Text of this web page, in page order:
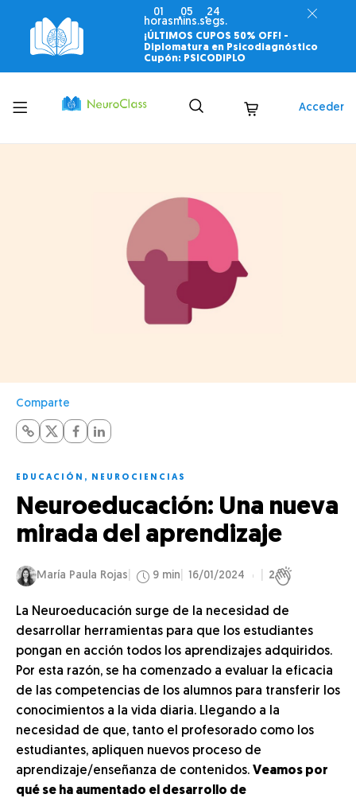
01
horas
05
mins.
23
segs.
¡ÚLTIMOS CUPOS 50% OFF! -
Diplomatura en Psicodiagnóstico
Cupón: PSICODIPLO
Toggle
menu
Acceder
Comparte
EDUCACIÓN , NEUROCIENCIAS
Neuroeducación: Una nueva
mirada del aprendizaje
María Paula Rojas 9 min 16/01/2024 2
La Neuroeducación surge de la necesidad de
desarrollar herramientas para que los estudiantes
pongan en acción todos los aprendizajes adquiridos.
Por esta razón, se ha comenzado a evaluar la eficacia
de las competencias de los alumnos para transferir los
conocimientos a la vida diaria. Llegando a la
necesidad de que, tanto el profesorado como los
estudiantes, apliquen nuevos proceso de
aprendizaje/enseñanza de contenidos. Veamos por
qué se ha aumentado el desarrollo de